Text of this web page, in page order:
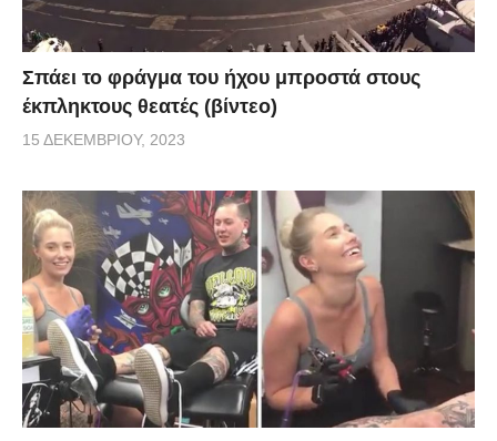
Σπάει το φράγμα του ήχου μπροστά στους
έκπληκτους θεατές (βίντεο)
15 ΔΕΚΕΜΒΡΊΟΥ, 2023